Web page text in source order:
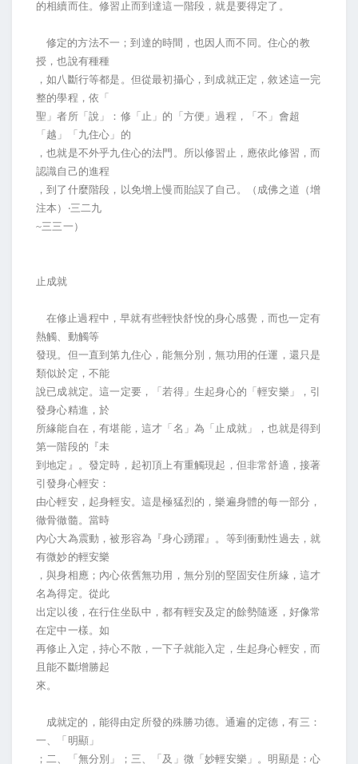
的相續而住。修習止而到達這一階段，就是要得定了。
修定的方法不一；到達的時間，也因人而不同。住心的教
授，也說有種種
，如八斷行等都是。但從最初攝心，到成就正定，敘述這一完
整的學程，依「
聖」者所「說」：修「止」的「方便」過程，「不」會超
「越」「九住心」的
，也就是不外乎九住心的法門。所以修習止，應依此修習，而
認識自己的進程
，到了什麼階段，以免增上慢而貽誤了自己。（成佛之道（增
注本）‧三二九
~三三一）
止成就
在修止過程中，早就有些輕快舒悅的身心感覺，而也一定有
熱觸、動觸等
發現。但一直到第九住心，能無分別，無功用的任運，還只是
類似於定，不能
說已成就定。這一定要，「若得」生起身心的「輕安樂」，引
發身心精進，於
所緣能自在，有堪能，這才「名」為「止成就」，也就是得到
第一階段的『未
到地定』。發定時，起初頂上有重觸現起，但非常舒適，接著
引發身心輕安：
由心輕安，起身輕安。這是極猛烈的，樂遍身體的每一部分，
徹骨徹髓。當時
內心大為震動，被形容為『身心踴躍』。等到衝動性過去，就
有微妙的輕安樂
，與身相應；內心依舊無功用，無分別的堅固安住所緣，這才
名為得定。從此
出定以後，在行住坐臥中，都有輕安及定的餘勢隨逐，好像常
在定中一樣。如
再修止入定，持心不散，一下子就能入定，生起身心輕安，而
且能不斷增勝起
來。
成就定的，能得由定所發的殊勝功德。通遍的定德，有三：
一、「明顯」
；二、「無分別」；三、「及」微「妙輕安樂」。明顯是：心